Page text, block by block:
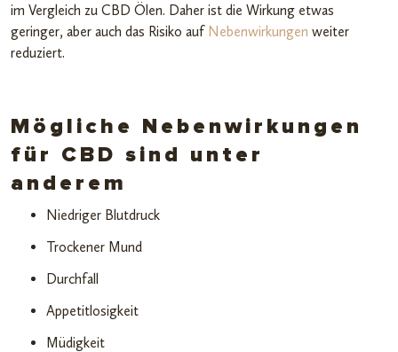
im Vergleich zu CBD Ölen. Daher ist die Wirkung etwas
geringer, aber auch das Risiko auf Nebenwirkungen weiter
reduziert.
Mögliche Nebenwirkungen
für CBD sind unter
anderem
Niedriger Blutdruck
Trockener Mund
Durchfall
Appetitlosigkeit
Müdigkeit